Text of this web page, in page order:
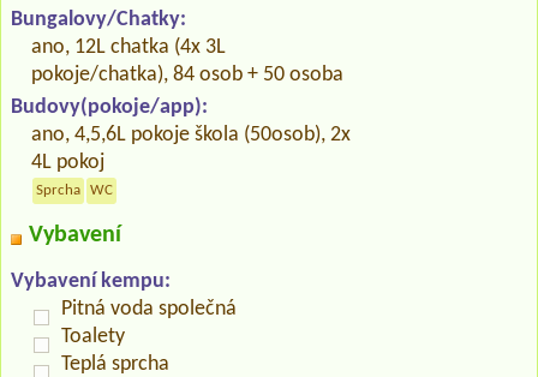
Bungalovy/Chatky:
ano, 12L chatka (4x 3L
pokoje/chatka), 84 osob + 50 osoba
Budovy(pokoje/app):
ano, 4,5,6L pokoje škola (50osob), 2x
4L pokoj
Sprcha WC
Vybavení
Vybavení kempu:
Pitná voda společná
Toalety
Teplá sprcha